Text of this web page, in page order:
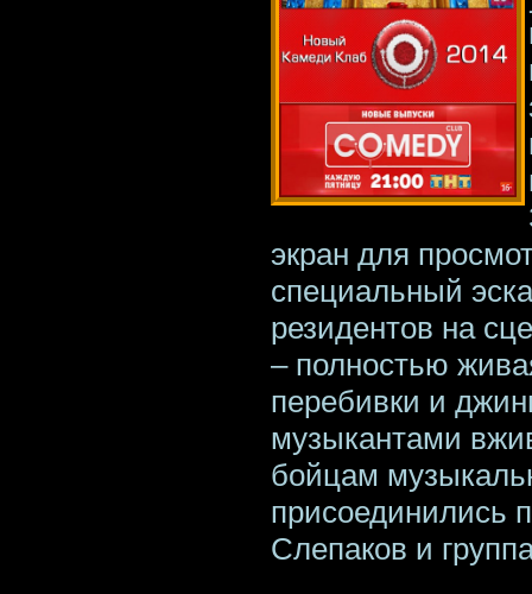
экран для
специальный
резидентов на
– полностью
перебивки и
музыкантами
бойцам
присоединились
Слепаков и